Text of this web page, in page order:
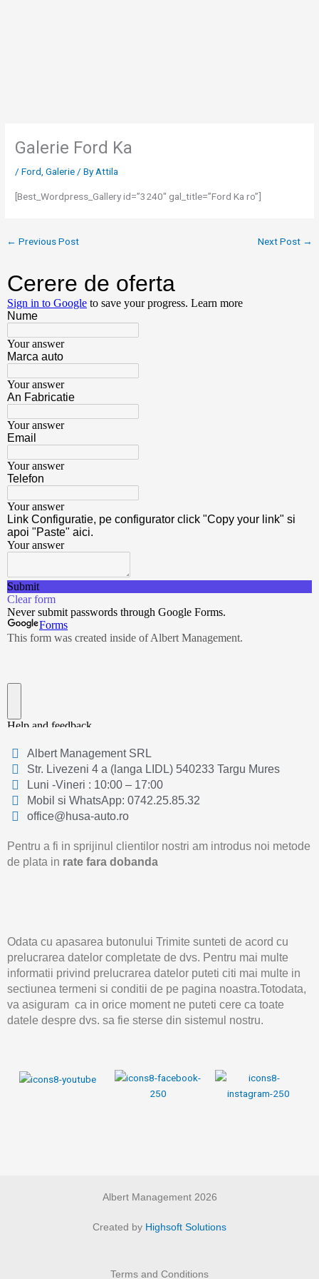
Galerie Ford Ka
/Ford ,Galerie / ByAttila
[Best_Wordpress_Gallery id=”3240″ gal_title=”Ford Ka ro”]
← Previous Post Next Post →
Albert Management SRL
Str. Livezeni 4 a (langa LIDL) 540233 Targu Mures
Luni -Vineri : 10:00 – 17:00
Mobil si WhatsApp: 0742.25.85.32
office@husa-auto.ro
Pentru a fi in sprijinul clientilor nostri am introdus noi metode
de plata in rate fara dobanda
Odata cu apasarea butonului Trimite sunteti de acord cu
prelucrarea datelor completate de dvs. Pentru mai multe
informatii privind prelucrarea datelor puteti citi mai multe in
sectiunea termeni si conditii de pe pagina noastra.Totodata,
va asiguram ca in orice moment ne puteti cere ca toate
datele despre dvs. sa fie sterse din sistemul nostru.
Albert Management 2026
Created by Highsoft Solutions
Terms and Conditions